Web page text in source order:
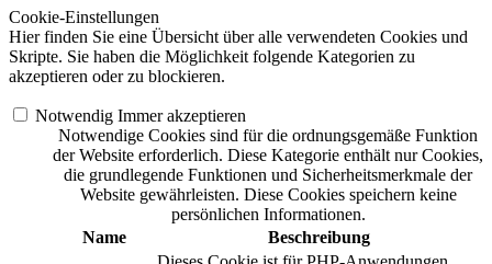
Cookie-Einstellungen
Hier finden Sie eine Übersicht über alle verwendeten Cookies und
Skripte. Sie haben die Möglichkeit folgende Kategorien zu
akzeptieren oder zu blockieren.
Notwendig Immer akzeptieren
Notwendige Cookies sind für die ordnungsgemäße Funktion
der Website erforderlich. Diese Kategorie enthält nur Cookies,
die grundlegende Funktionen und Sicherheitsmerkmale der
Website gewährleisten. Diese Cookies speichern keine
persönlichen Informationen.
Name
Beschreibung